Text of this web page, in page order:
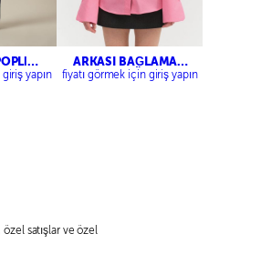
yapın
ARKASI BAĞLAMA
DETAYLI GÖMLEK
fiyatı görmek için giriş yapın
satışlar ve özel